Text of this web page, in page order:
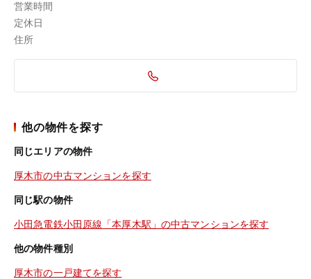
営業時間
定休日
住所
他の物件を探す
同じエリアの物件
厚木市の中古マンションを探す
同じ駅の物件
小田急電鉄小田原線「本厚木駅」の中古マンションを探す
他の物件種別
厚木市の一戸建てを探す